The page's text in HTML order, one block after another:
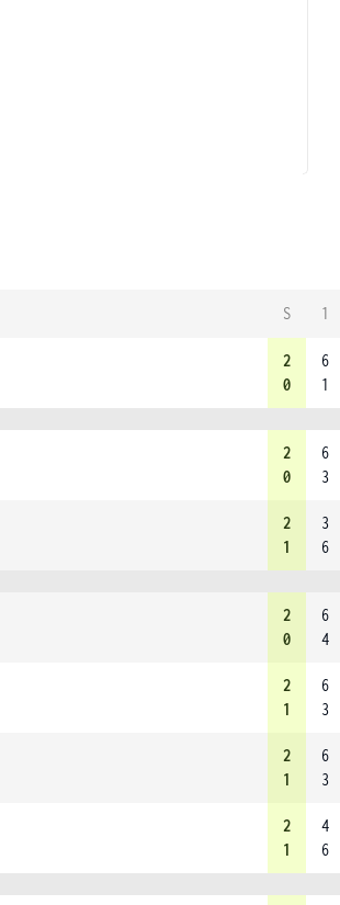
S 1
2
0
6
1
2
0
6
3
2
1
3
6
2
0
6
4
2
1
6
3
2
1
6
3
2
1
4
6